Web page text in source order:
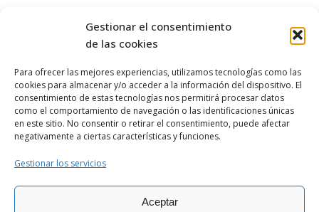
Gestionar el consentimiento
de las cookies
Para ofrecer las mejores experiencias, utilizamos tecnologías como las
cookies para almacenar y/o acceder a la información del dispositivo. El
consentimiento de estas tecnologías nos permitirá procesar datos
como el comportamiento de navegación o las identificaciones únicas
en este sitio. No consentir o retirar el consentimiento, puede afectar
negativamente a ciertas características y funciones.
Gestionar los servicios
Aceptar
OBISPADO DE
ASTORGA